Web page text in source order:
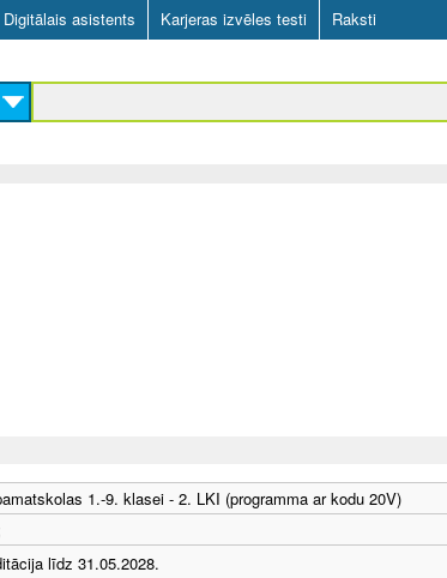
Digitālais asistents Karjeras izvēles testi Raksti
1.-9. klasei - 2. LKI (programma ar kodu 20V)
līdz 31.05.2028.